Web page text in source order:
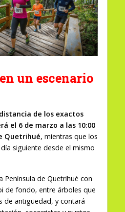
un escenario
de los exactos
el 6 de marzo a las 10:00
Quetrihué, mientras que los
siguiente desde el mismo
Península de Quetrihué con
de fondo, entre árboles que
de antigüedad, y contará